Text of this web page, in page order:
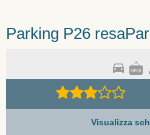
Parking P26
Visualizza